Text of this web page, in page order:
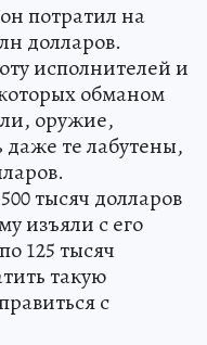
потратил на
долларов.
исполнителей и
обманом
оружие,
даже те лабутены,
тысяч долларов
изъяли с его
125 тысяч
такую
с